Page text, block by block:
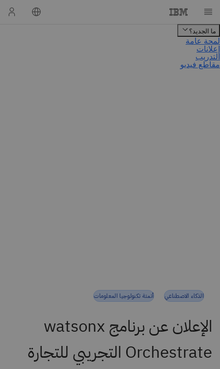
الذكاء الاصطناعي أتمتة تكنولوجيا المعلومات
الإعلان عن برنامج watsonx
Orchestrate التجريبي للتجارة